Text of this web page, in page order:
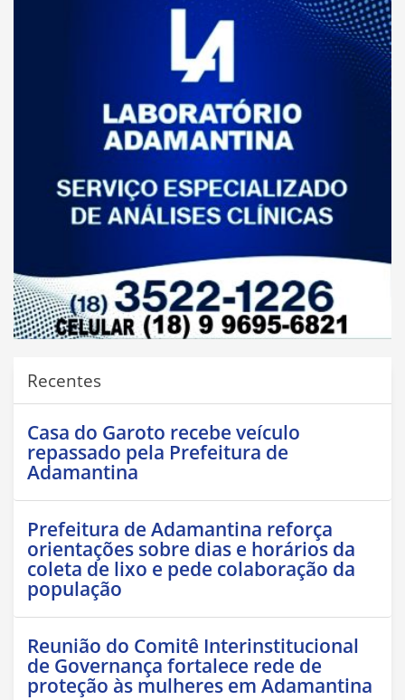
Recentes
Casa do Garoto recebe veículo
repassado pela Prefeitura de
Adamantina
Prefeitura de Adamantina reforça
orientações sobre dias e horários da
coleta de lixo e pede colaboração da
população
Reunião do Comitê Interinstitucional
de Governança fortalece rede de
proteção às mulheres em Adamantina